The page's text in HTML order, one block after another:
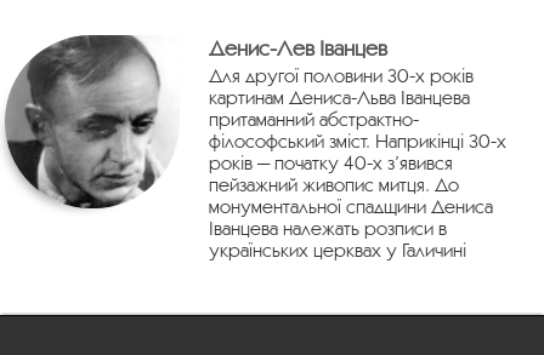
Денис-Лев Іванцев
Для другої половини 30-х років
картинам Дениса-Льва Іванцева
притаманний абстрактно-
філософський зміст. Наприкінці 30-х
років — початку 40-х з’явився
пейзажний живопис митця. До
монументальної спадщини Дениса
Іванцева належать розписи в
українських церквах у Галичині